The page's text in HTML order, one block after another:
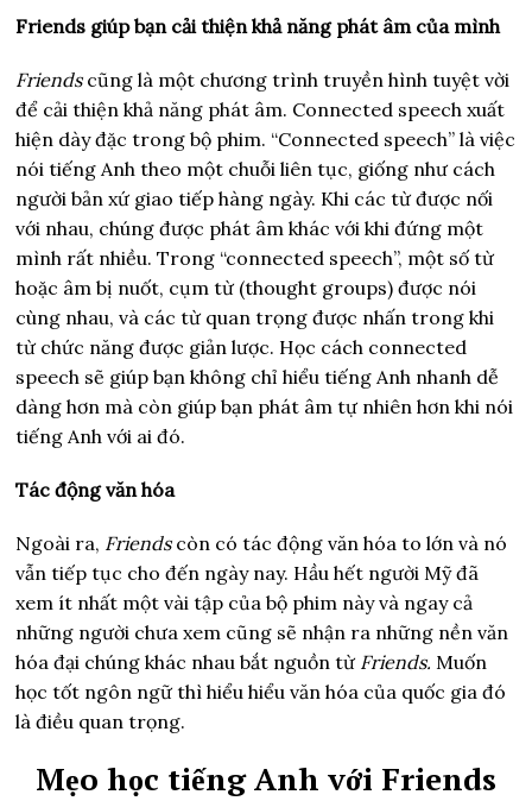
Friends giúp bạn cải thiện khả năng phát âm của mình
Friends cũng là một chương trình truyền hình tuyệt vời
để cải thiện khả năng phát âm. Connected speech xuất
hiện dày đặc trong bộ phim. “Connected speech” là việc
nói tiếng Anh theo một chuỗi liên tục, giống như cách
người bản xứ giao tiếp hàng ngày. Khi các từ được nối
với nhau, chúng được phát âm khác với khi đứng một
mình rất nhiều. Trong “connected speech”, một số từ
hoặc âm bị nuốt, cụm từ (thought groups) được nói
cùng nhau, và các từ quan trọng được nhấn trong khi
từ chức năng được giản lược. Học cách connected
speech sẽ giúp bạn không chỉ hiểu tiếng Anh nhanh dễ
dàng hơn mà còn giúp bạn phát âm tự nhiên hơn khi nói
tiếng Anh với ai đó.
Tác động văn hóa
Ngoài ra, Friends còn có tác động văn hóa to lớn và nó
vẫn tiếp tục cho đến ngày nay. Hầu hết người Mỹ đã
xem ít nhất một vài tập của bộ phim này và ngay cả
những người chưa xem cũng sẽ nhận ra những nền văn
hóa đại chúng khác nhau bắt nguồn từ Friends.Muốn
học tốt ngôn ngữ thì hiểu hiểu văn hóa của quốc gia đó
là điều quan trọng.
Mẹo học tiếng Anh với Friends